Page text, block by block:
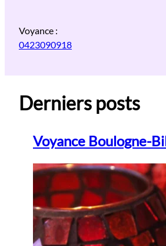
contenu
Voyance :
0423090918
Derniers posts
Voyance Boulogne-